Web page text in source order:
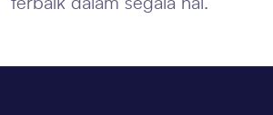
terbaik dalam segala hal.